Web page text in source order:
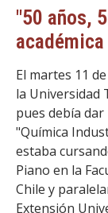
Estudiantes
"50 años,
académica
El martes 11
la Universidad
pues debía
"Química
estaba
Piano en la
Chile y
Extensión